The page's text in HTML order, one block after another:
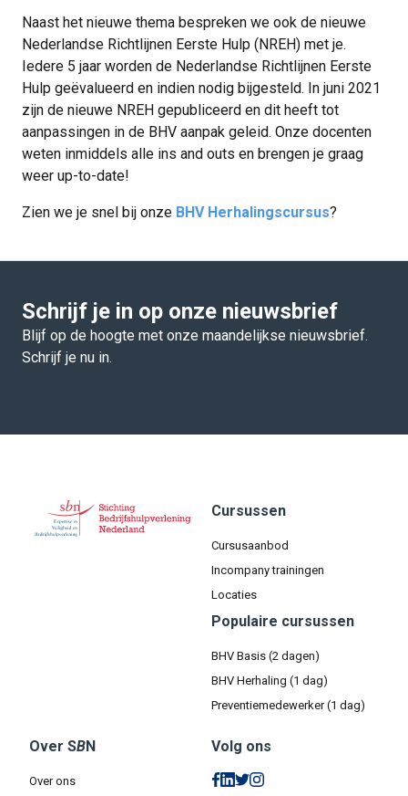
Naast het nieuwe thema bespreken we ook de nieuwe
Nederlandse Richtlijnen Eerste Hulp (NREH) met je.
Iedere 5 jaar worden de Nederlandse Richtlijnen Eerste
Hulp geëvalueerd en indien nodig bijgesteld. In juni 2021
zijn de nieuwe NREH gepubliceerd en dit heeft tot
aanpassingen in de BHV aanpak geleid. Onze docenten
weten inmiddels alle ins and outs en brengen je graag
weer up-to-date!
Zien we je snel bij onze BHV Herhalingscursus?
Schrijf je in op onze nieuwsbrief
Blijf op de hoogte met onze maandelijkse nieuwsbrief.
Schrijf je nu in.
Cursussen
Cursusaanbod
Incompany trainingen
Locaties
Populaire cursussen
BHV Basis (2 dagen)
BHV Herhaling (1 dag)
Preventiemedewerker (1 dag)
Over SBN
Over ons
Volg ons